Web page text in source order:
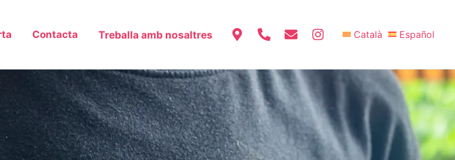
Contacta Treballa amb nosaltres Català Español